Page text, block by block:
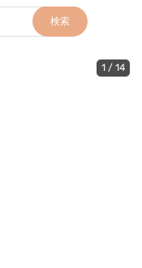
検索
1 / 14